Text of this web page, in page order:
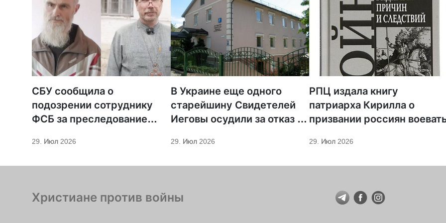
СБУ сообщила о
подозрении сотруднику
ФСБ за преследование
29. Июл 2026
В Украине еще одного
старейшину Свидетелей
Иеговы осудили за отказ от
29. Июл 2026
РПЦ издала книгу
патриарха Кирилла о
призвании россиян
29. Июл 2026
Христиане против войны